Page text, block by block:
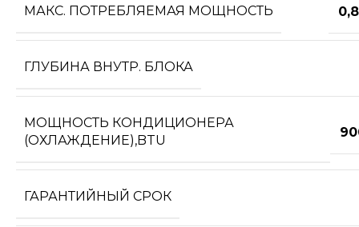
МАКС. ПОТРЕБЛЯЕМАЯ МОЩНОСТЬ
ГЛУБИНА ВНУТР. БЛОКА
МОЩНОСТЬ КОНДИЦИОНЕРА
(ОХЛАЖДЕНИЕ),BTU
ГАРАНТИЙНЫЙ СРОК